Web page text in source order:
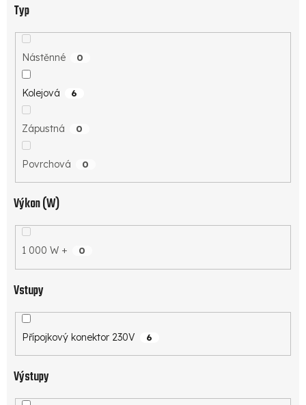
Typ
Nástěnné 0
Kolejová 6
Zápustná 0
Povrchová 0
Výkon (W)
1 000 W + 0
Vstupy
Přípojkový konektor 230V 6
Výstupy